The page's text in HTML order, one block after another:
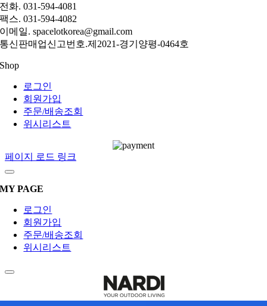
전화. 031-594-4081
팩스. 031-594-4082
이메일. spacelotkorea@gmail.com
통신판매업신고번호.제2021-경기양평-0464호
Shop
로그인
회원가입
주문/배송조회
위시리스트
페이지 로드 링크
MY PAGE
로그인
회원가입
주문/배송조회
위시리스트